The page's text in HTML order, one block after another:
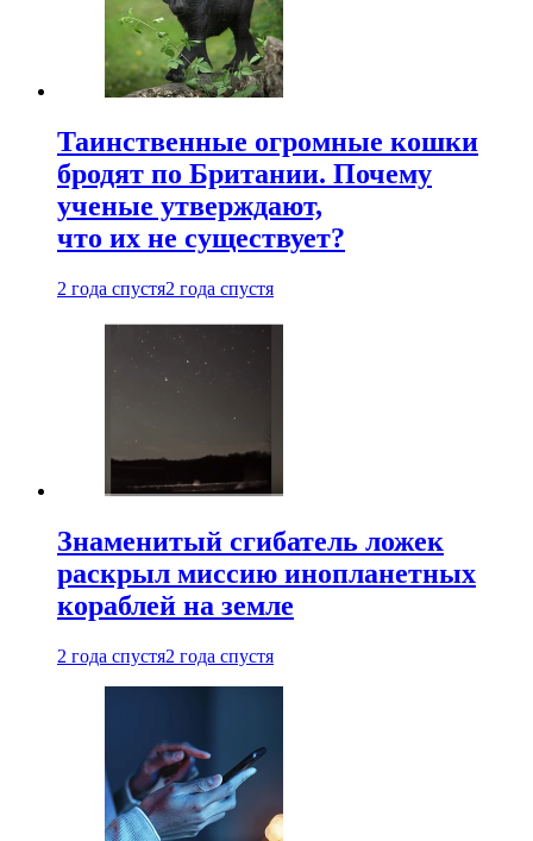
Таинственные огромные кошки
бродят по Британии. Почему
ученые утверждают,
что их не существует?
2 года спустя2 года спустя
Знаменитый сгибатель ложек
раскрыл миссию инопланетных
кораблей на земле
2 года спустя2 года спустя